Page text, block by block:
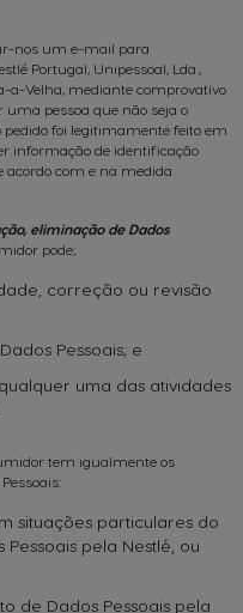
nos um e-mail para
Portugal, Unipessoal, Lda.,
a-Velha, mediante comprovativo
uma pessoa que não seja o
pedido foi legitimamente feito em
informação de identificação
acordo com e na medida
eliminação de Dados
pode;
correção ou revisão
Pessoais; e
uma das atividades
tem igualmente os
situações particulares do
pela Nestlé, ou
de Dados Pessoais pela